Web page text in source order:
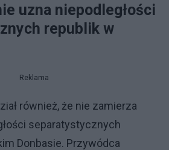
uzna niepodległości
republik w
Reklama
również, że nie zamierza
separatystycznych
Donbasie. Przywódca